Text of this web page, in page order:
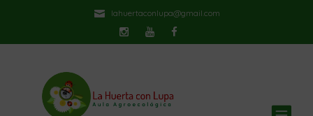
lahuertaconlupa@gmail.com